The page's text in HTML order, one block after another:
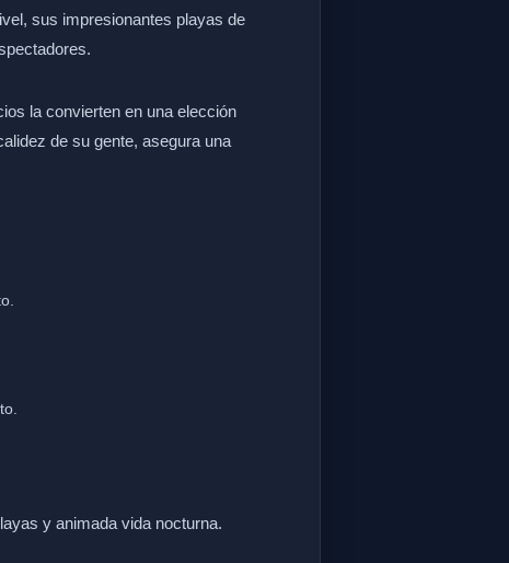
sus impresionantes playas de
la convierten en una elección
de su gente, asegura una
y animada vida nocturna.